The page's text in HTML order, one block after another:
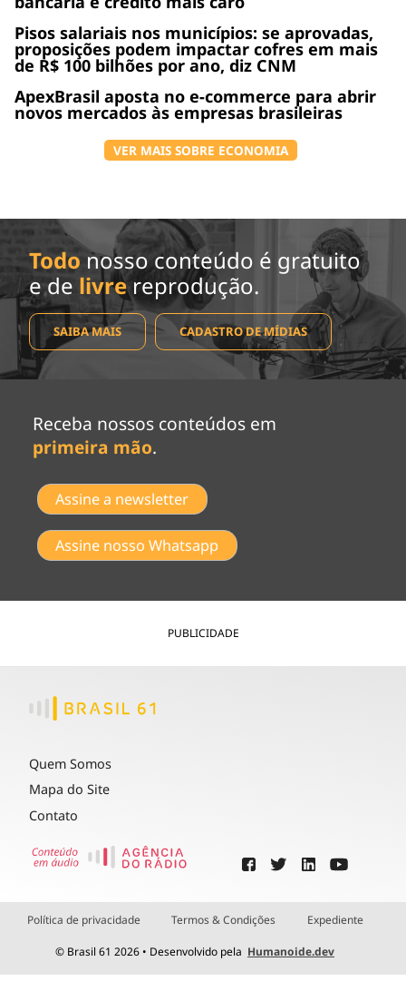
Pisos salariais nos municípios: se aprovadas,
proposições podem impactar cofres em mais
de R$ 100 bilhões por ano, diz CNM
ApexBrasil aposta no e-commerce para abrir
novos mercados às empresas brasileiras
VER MAIS SOBRE ECONOMIA
Todo nosso conteúdo é gratuito
e de livrereprodução.
SAIBA MAIS CADASTRO DE MÍDIAS
Receba nossos conteúdos em
primeira mão.
Assine a newsletter
Assine nosso Whatsapp
PUBLICIDADE
Quem Somos
Mapa do Site
Contato
Política de privacidade Termos & Condições Expediente
© Brasil 61 2026 • Desenvolvido pela Humanoide.dev